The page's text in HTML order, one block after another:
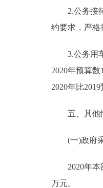
2.公务接待
约要求，严格
3.公务用车
2020年预算
2020年比
五、其他
(一)政府采
2020年本部
万元。